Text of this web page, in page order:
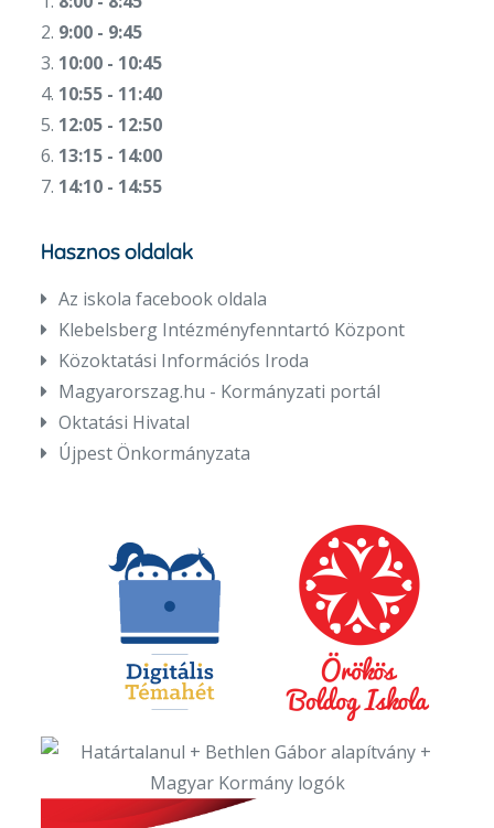
2. 9:00 - 9:45
3. 10:00 - 10:45
4. 10:55 - 11:40
5. 12:05 - 12:50
6. 13:15 - 14:00
7. 14:10 - 14:55
Hasznos oldalak
Az iskola facebook oldala
Klebelsberg Intézményfenntartó Központ
Közoktatási Információs Iroda
Magyarorszag.hu - Kormányzati portál
Oktatási Hivatal
Újpest Önkormányzata